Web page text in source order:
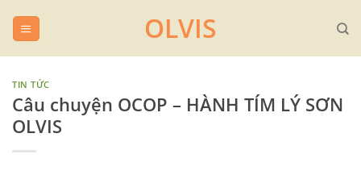
OLVIS
TIN TỨC
Câu chuyện OCOP – HÀNH TÍM LÝ SƠN
OLVIS